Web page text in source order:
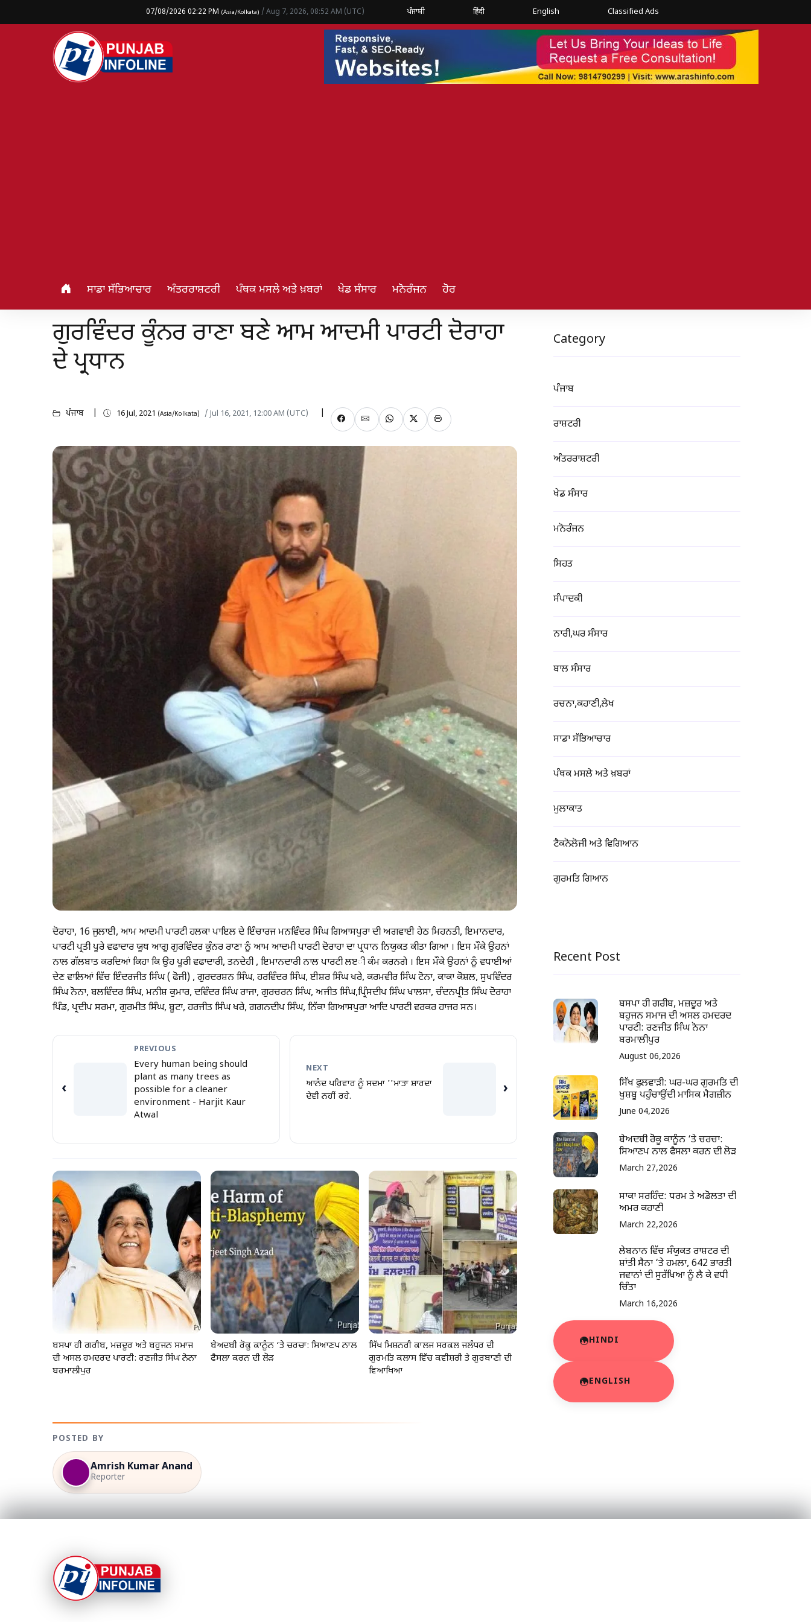
07/08/2026 02:22 PM (Asia/Kolkata) / Aug 7, 2026, 08:52 AM (UTC) ਪੰਜਾਬੀ हिंदी English Classified Ads
ਸਾਡਾ ਸੱਭਿਆਚਾਰ ਅੰਤਰਰਾਸ਼ਟਰੀ ਪੰਥਕ ਮਸਲੇ ਅਤੇ ਖ਼ਬਰਾਂ ਖੇਡ ਸੰਸਾਰ ਮਨੋਰੰਜਨ ਹੋਰ
ਗੁਰਵਿੰਦਰ ਕੂੰਨਰ ਰਾਣਾ ਬਣੇ ਆਮ ਆਦਮੀ ਪਾਰਟੀ ਦੋਰਾਹਾ
ਦੇ ਪ੍ਰਧਾਨ
ਪੰਜਾਬ 16 Jul, 2021 (Asia/Kolkata) / Jul 16, 2021, 12:00 AM (UTC)
ਦੋਰਾਹਾ, 16 ਜੁਲਾਈ, ਆਮ ਆਦਮੀ ਪਾਰਟੀ ਹਲਕਾ ਪਾਇਲ ਦੇ ਇੰਚਾਰਜ ਮਨਵਿੰਦਰ ਸਿੰਘ ਗਿਆਸਪੁਰਾ ਦੀ ਅਗਵਾਈ ਹੇਠ ਮਿਹਨਤੀ, ਇਮਾਨਦਾਰ,
ਪਾਰਟੀ ਪ੍ਰਤੀ ਪੂਰੇ ਵਫਾਦਾਰ ਯੂਥ ਆਗੂ ਗੁਰਵਿੰਦਰ ਕੂੰਨਰ ਰਾਣਾ ਨੂੰ ਆਮ ਆਦਮੀ ਪਾਰਟੀ ਦੋਰਾਹਾ ਦਾ ਪ੍ਰਧਾਨ ਨਿਯੁਕਤ ਕੀਤਾ ਗਿਆ । ਇਸ ਮੌਕੇ ਉਹਨਾਂ
ਨਾਲ ਗੱਲਬਾਤ ਕਰਦਿਆਂ ਕਿਹਾ ਕਿ ਉਹ ਪੂਰੀ ਵਫਾਦਾਰੀ, ਤਨਦੇਹੀ , ਇਮਾਨਦਾਰੀ ਨਾਲ ਪਾਰਟੀ ਲੲੀ ਕੰਮ ਕਰਨਗੇ । ਇਸ ਮੌਕੇ ਉਹਨਾਂ ਨੂੰ ਵਧਾਈਆਂ
ਦੇਣ ਵਾਲਿਆਂ ਵਿੱਚ ਇੰਦਰਜੀਤ ਸਿੰਘ ( ਫੋਜੀ) , ਗੁਰਦਰਸ਼ਨ ਸਿੰਘ, ਹਰਵਿੰਦਰ ਸਿੰਘ, ਈਸ਼ਰ ਸਿੰਘ ਖਰੇ, ਕਰਮਵੀਰ ਸਿੰਘ ਟੋਨਾ, ਕਾਕਾ ਕੋਸ਼ਲ, ਸੁਖਵਿੰਦਰ
ਸਿੰਘ ਨੋਨਾ, ਬਲਵਿੰਦਰ ਸਿੰਘ, ਮਨੀਸ਼ ਕੁਮਾਰ, ਦਵਿੰਦਰ ਸਿੰਘ ਰਾਜਾ, ਗੁਰਚਰਨ ਸਿੰਘ, ਅਜੀਤ ਸਿੰਘ,ਪ੍ਰਿੰਸਦੀਪ ਸਿੰਘ ਖਾਲਸਾ, ਚੰਦਨਪ੍ਰੀਤ ਸਿੰਘ ਦੋਰਾਹਾ
ਪਿੰਡ, ਪ੍ਰਦੀਪ ਸਰਮਾ, ਗੁਰਮੀਤ ਸਿੰਘ, ਬੂਟਾ, ਹਰਜੀਤ ਸਿੰਘ ਖਰੇ, ਗਗਨਦੀਪ ਸਿੰਘ, ਨਿੱਕਾ ਗਿਆਸਪੁਰਾ ਆਦਿ ਪਾਰਟੀ ਵਰਕਰ ਹਾਜਰ ਸਨ।
‹
PREVIOUS
Every human being should
plant as many trees as
possible for a cleaner
environment - Harjit Kaur
Atwal
NEXT
ਆਨੰਦ ਪਰਿਵਾਰ ਨੂੰ ਸਦਮਾ ''ਮਾਤਾ ਸ਼ਾਰਦਾ
ਦੇਵੀ ਨਹੀਂ ਰਹੇ.
›
ਬਸਪਾ ਹੀ ਗਰੀਬ, ਮਜ਼ਦੂਰ ਅਤੇ ਬਹੁਜਨ ਸਮਾਜ
ਦੀ ਅਸਲ ਹਮਦਰਦ ਪਾਰਟੀ: ਰਣਜੀਤ ਸਿੰਘ ਨੋਨਾ
ਬਰਮਾਲੀਪੁਰ
ਬੇਅਦਬੀ ਰੋਕੂ ਕਾਨੂੰਨ ‘ਤੇ ਚਰਚਾ: ਸਿਆਣਪ ਨਾਲ
ਫੈਸਲਾ ਕਰਨ ਦੀ ਲੋੜ
ਸਿੱਖ ਮਿਸ਼ਨਰੀ ਕਾਲਜ ਸਰਕਲ ਜਲੰਧਰ ਦੀ
ਗੁਰਮਤਿ ਕਲਾਸ ਵਿੱਚ ਕਵੀਸ਼ਰੀ ਤੇ ਗੁਰਬਾਣੀ ਦੀ
ਵਿਆਖਿਆ
POSTED BY
Amrish Kumar Anand
Reporter
Category
ਪੰਜਾਬ
ਰਾਸ਼ਟਰੀ
ਅੰਤਰਰਾਸ਼ਟਰੀ
ਖੇਡ ਸੰਸਾਰ
ਮਨੋਰੰਜਨ
ਸਿਹਤ
ਸੰਪਾਦਕੀ
ਨਾਰੀ,ਘਰ ਸੰਸਾਰ
ਬਾਲ ਸੰਸਾਰ
ਰਚਨਾ,ਕਹਾਣੀ,ਲੇਖ
ਸਾਡਾ ਸੱਭਿਆਚਾਰ
ਪੰਥਕ ਮਸਲੇ ਅਤੇ ਖ਼ਬਰਾਂ
ਮੁਲਾਕਾਤ
ਟੈਕਨੋਲੋਜੀ ਅਤੇ ਵਿਗਿਆਨ
ਗੁਰਮਤਿ ਗਿਆਨ
Recent Post
ਬਸਪਾ ਹੀ ਗਰੀਬ, ਮਜ਼ਦੂਰ ਅਤੇ
ਬਹੁਜਨ ਸਮਾਜ ਦੀ ਅਸਲ ਹਮਦਰਦ
ਪਾਰਟੀ: ਰਣਜੀਤ ਸਿੰਘ ਨੋਨਾ
ਬਰਮਾਲੀਪੁਰ
August 06,2026
ਸਿੱਖ ਫੁਲਵਾੜੀ: ਘਰ-ਘਰ ਗੁਰਮਤਿ ਦੀ
ਖੁਸ਼ਬੂ ਪਹੁੰਚਾਉਂਦੀ ਮਾਸਿਕ ਮੈਗਜ਼ੀਨ
June 04,2026
ਬੇਅਦਬੀ ਰੋਕੂ ਕਾਨੂੰਨ ‘ਤੇ ਚਰਚਾ:
ਸਿਆਣਪ ਨਾਲ ਫੈਸਲਾ ਕਰਨ ਦੀ ਲੋੜ
March 27,2026
ਸਾਕਾ ਸਰਹਿੰਦ: ਧਰਮ ਤੇ ਅਡੋਲਤਾ ਦੀ
ਅਮਰ ਕਹਾਣੀ
March 22,2026
ਲੇਬਨਾਨ ਵਿੱਚ ਸੰਯੁਕਤ ਰਾਸ਼ਟਰ ਦੀ
ਸ਼ਾਂਤੀ ਸੈਨਾ ‘ਤੇ ਹਮਲਾ, 642 ਭਾਰਤੀ
ਜਵਾਨਾਂ ਦੀ ਸੁਰੱਖਿਆ ਨੂੰ ਲੈ ਕੇ ਵਧੀ
ਚਿੰਤਾ
March 16,2026
HINDI
ENGLISH